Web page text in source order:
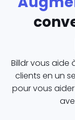
Billdr vous aide
clients en un
pour vous